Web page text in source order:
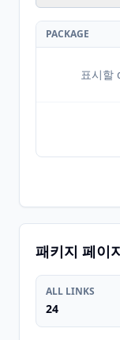
PACKAGE
표시할
패키지 페이
ALL LINKS
24